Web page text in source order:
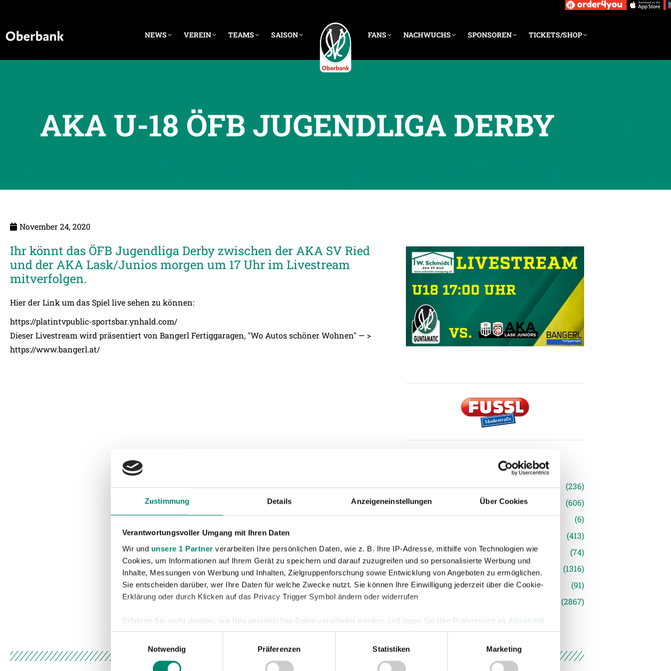
Zustimmung Details Anzeigeneinstellungen Über Cookies
Verantwortungsvoller Umgang mit Ihren Daten
Wir und unsere 1 Partner verarbeiten Ihre persönlichen Daten, wie z. B. Ihre IP-Adresse, mithilfe von Technologien wie
Cookies, um Informationen auf Ihrem Gerät zu speichern und darauf zuzugreifen und so personalisierte Werbung und
Inhalte, Messungen von Werbung und Inhalten, Zielgruppenforschung sowie Entwicklung von Angeboten zu ermöglichen.
Sie entscheiden darüber, wer Ihre Daten für welche Zwecke nutzt. Sie können Ihre Einwilligung jederzeit über die Cookie-
Erklärung oder durch Klicken auf das Privacy Trigger Symbol ändern oder widerrufen
Erfahren Sie mehr darüber, wie Ihre persönlichen Daten verarbeitet werden, und legen Sie Ihre Präferenzen im Abschnitt
Einzelheitenfest.
Wir verwenden Cookies, um Inhalte und Anzeigen zu personalisieren, Funktionen für soziale Medien anbieten zu können
und die Zugriffe auf unsere Website zu analysieren. Außerdem geben wir Informationen zu Ihrer Verwendung unserer
Notwendig
Präferenzen Statistiken Marketing
NEWS VEREIN TEAMS SAISON FANS NACHWUCHS SPONSOREN TICKETS/SHOP
AKA U-18 ÖFB JUGENDLIGA DERBY
November 24, 2020
Ihr könnt das ÖFB Jugendliga Derby zwischen der AKA SV Ried
und der AKA Lask/Junios morgen um 17 Uhr im Livestream
mitverfolgen.
Hier der Link um das Spiel live sehen zu können:
https://platintvpublic-sportsbar.ynhald.com/
Dieser Livestream wird präsentiert von Bangerl Fertiggaragen, "Wo Autos schöner Wohnen" — >
https://www.bangerl.at/
Akademie
(236)
Allgemeine News
(606)
Damen
(6)
(413)
Nachwuchs
(74)
Profis
(1316)
Ticketing
(91)
Unkategorisiert
(2867)